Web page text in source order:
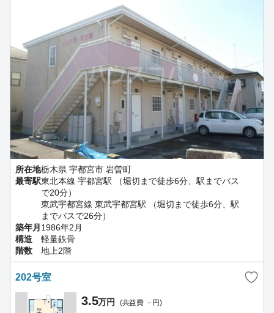
所在地栃木県 宇都宮市 岩曽町
最寄駅東北本線 宇都宮駅 （堀切まで徒歩6分、駅までバス
で20分）
東武宇都宮線 東武宇都宮駅 （堀切まで徒歩6分、駅
までバスで26分）
築年月 1986年2月
構造
軽量鉄骨
階数
地上2階
202号室
3.5万円 (共益費 －円)